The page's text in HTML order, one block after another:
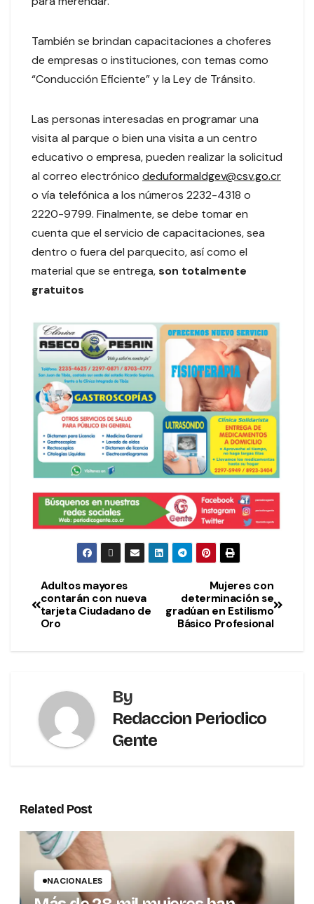
También se brindan capacitaciones a choferes
de empresas o instituciones, con temas como
“Conducción Eficiente” y la Ley de Tránsito.
Las personas interesadas en programar una
visita al parque o bien una visita a un centro
educativo o empresa, pueden realizar la solicitud
al correo electrónico deduformaldgev@csv.go.cr
o vía telefónica a los números 2232-4318 o
2220-9799. Finalmente, se debe tomar en
cuenta que el servicio de capacitaciones, sea
dentro o fuera del parquecito, así como el
material que se entrega,son totalmente
gratuitos
Mujeres con
determinación se
gradúan en Estilismo
Básico Profesional
Adultos mayores
contarán con nueva
tarjeta Ciudadano de
Oro
By
Redaccion Periodico
Gente
Related Post
NACIONALES